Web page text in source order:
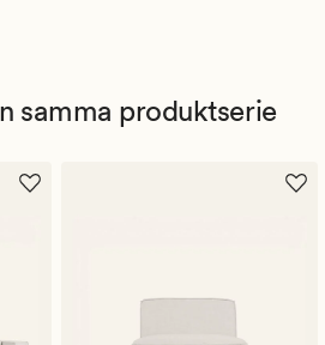
samma produktserie